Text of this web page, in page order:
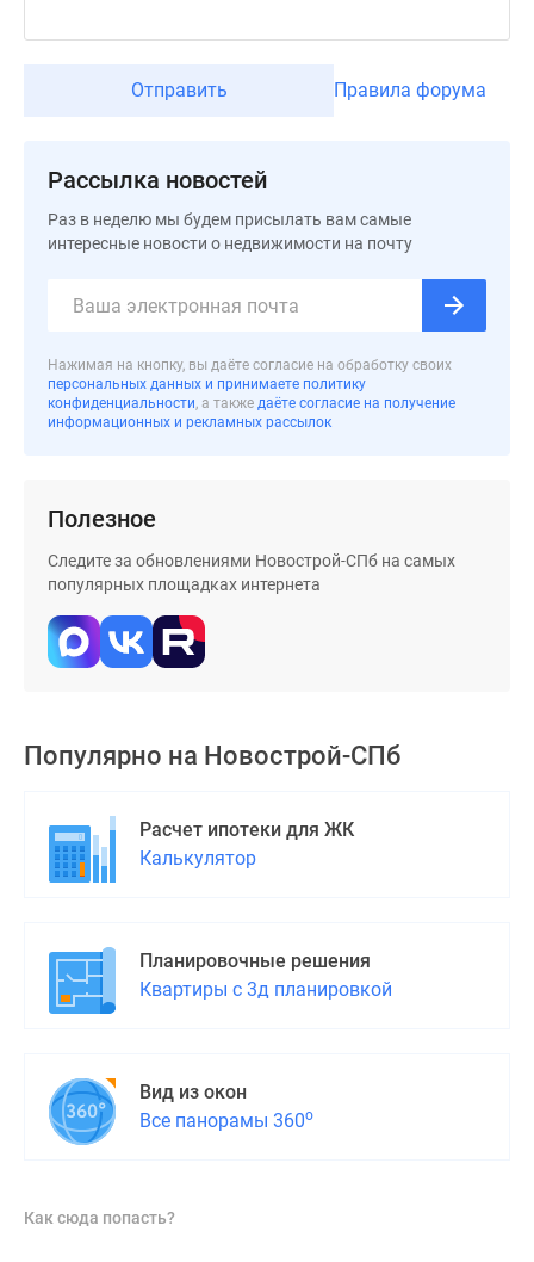
центры
Траншевая
ипотека
Рассрочка
Отправить Правила форума
Рассылка новостей
Раз в неделю мы будем присылать вам самые
интересные новости о недвижимости на почту
Нажимая на кнопку, вы даёте согласие на обработку своих
персональных данных и принимаете политику
конфиденциальности, а также даёте согласие на получение
информационных и рекламных рассылок
Полезное
Следите за обновлениями Новострой-СПб на самых
популярных площадках интернета
Популярно на Новострой-СПб
Расчет ипотеки для ЖК
Калькулятор
Планировочные решения
Квартиры с 3д планировкой
Вид из окон
Все панорамы 360о
Как сюда попасть?